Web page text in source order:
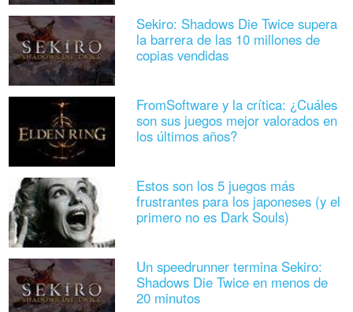
Sekiro: Shadows Die Twice supera
la barrera de las 10 millones de
copias vendidas
FromSoftware y la crítica: ¿Cuáles
son sus juegos mejor valorados en
los últimos años?
Estos son los 5 juegos más
frustrantes para los japoneses (y el
primero no es Dark Souls)
Un speedrunner termina Sekiro:
Shadows Die Twice en menos de
20 minutos